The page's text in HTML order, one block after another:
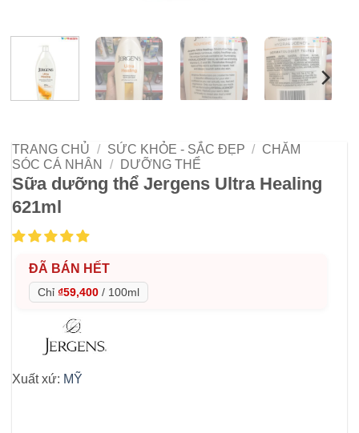
TRANG CHỦ / SỨC KHỎE - SẮC ĐẸP / CHĂM
SÓC CÁ NHÂN
/ DƯỠNG THỂ
Sữa dưỡng thể Jergens Ultra Healing
621ml
ĐÃ BÁN HẾT
Chỉ ₫59,400 / 100ml
Xuất xứ: MỸ